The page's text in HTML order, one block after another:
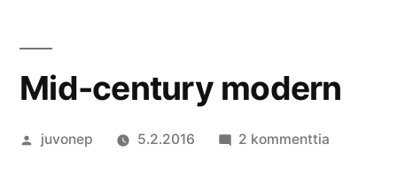
Mid-century modern
Artikkelin
juvonep 5.2.2016 2 kommenttia